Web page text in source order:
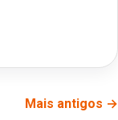
Mais antigos →